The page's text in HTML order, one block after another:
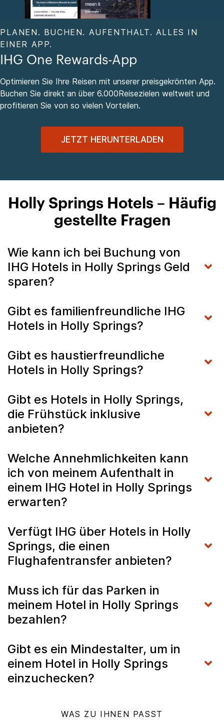
PLANEN. BUCHEN. AUFENTHALT. ALLES IN
EINER APP.
IHG One Rewards-App
Optimieren Sie Ihre Reisen mit unserer preisgekrönten App.
Buchen Sie direkt an über 6.000Reisezielen weltweit und
profitieren Sie von so vielen Vorteilen.
JETZT HERUNTERLADEN
Holly Springs Hotels – Häufig
gestellte Fragen
Wie kann ich bei Buchung von
IHG Hotels in Holly Springs Geld
sparen?
Gibt es familienfreundliche IHG
Hotels in Holly Springs?
Gibt es haustierfreundliche
Hotels in Holly Springs?
Gibt es Hotels in Holly Springs,
die Frühstück inklusive
anbieten?
Welche Annehmlichkeiten kann
ich von meinem Aufenthalt in
einem IHG Hotel in Holly Springs
erwarten?
Verfügt IHG über Hotels in Holly
Springs, die einen
Flughafentransfer anbieten?
Muss ich für das Parken in
meinem Hotel in Holly Springs
bezahlen?
Gibt es ein Mindestalter, um in
einem Hotel in Holly Springs
einzuchecken?
WAS ZU IHNEN PASST